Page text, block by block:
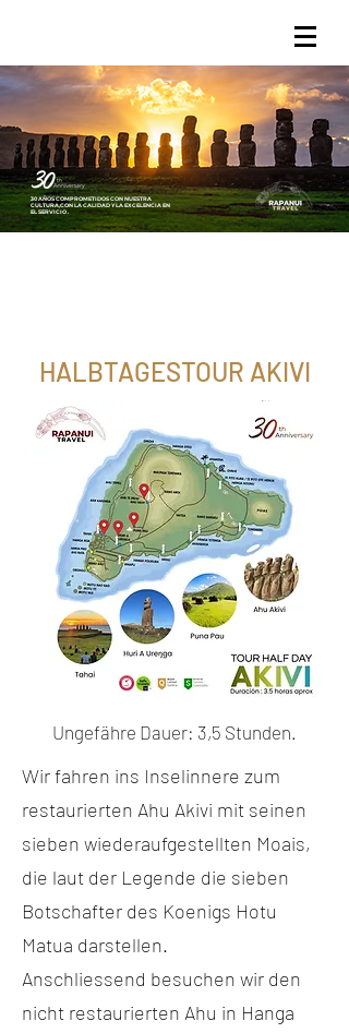
30 AÑOS COMPROMETIDOS CON NUESTRA
CULTURA,CON LA CALIDAD Y LA EXCELENCIAEN
EL SERVICIO .
HALBTAGESTOUR AKIVI
Ungefähre Dauer: 3,5 Stunden.
Wir fahren ins Inselinnere zum
restaurierten Ahu Akivi mit seinen
sieben wiederaufgestellten Moais,
die laut der Legende die sieben
Botschafter des Koenigs Hotu
Matua darstellen.
Anschliessend besuchen wir den
nicht restaurierten Ahu in Hanga